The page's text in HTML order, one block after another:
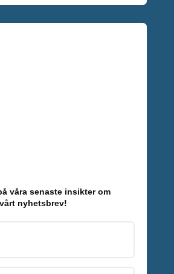
våra senaste insikter om
nyhetsbrev!